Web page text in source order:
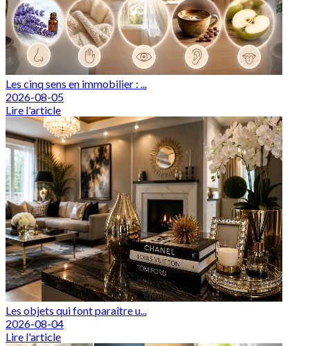
Les cinq sens en immobilier : ...
2026-08-05
Lire l'article
Les objets qui font paraître u...
2026-08-04
Lire l'article